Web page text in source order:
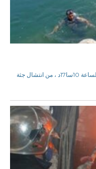
س ب تمكنت مصالح الحماية المدنية اليوم، على الساعة 10سا17د ، من انتشال جثة